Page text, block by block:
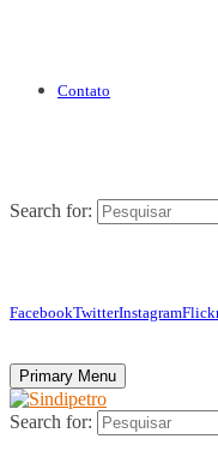
Contato
Search for:
FacebookTwitterInstagram
Primary Menu
Search for: